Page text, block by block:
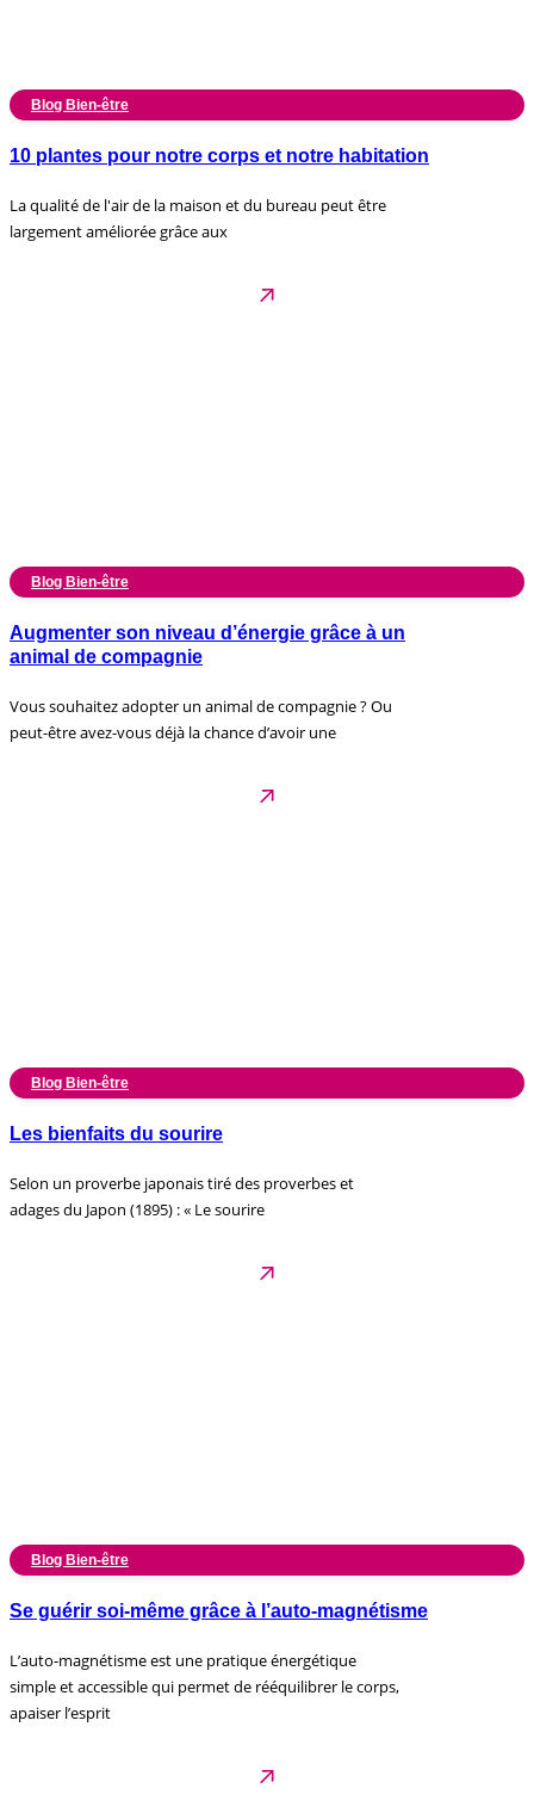
Blog Bien-être
10 plantes pour notre corps et notre habitation
La qualité de l'air de la maison et du bureau peut être
largement améliorée grâce aux
Blog Bien-être
Augmenter son niveau d’énergie grâce à un
animal de compagnie
Vous souhaitez adopter un animal de compagnie ? Ou
peut-être avez-vous déjà la chance d’avoir une
Blog Bien-être
Les bienfaits du sourire
Selon un proverbe japonais tiré des proverbes et
adages du Japon (1895) : « Le sourire
Blog Bien-être
Se guérir soi-même grâce à l’auto-magnétisme
L’auto-magnétisme est une pratique énergétique
simple et accessible qui permet de rééquilibrer le corps,
apaiser l’esprit